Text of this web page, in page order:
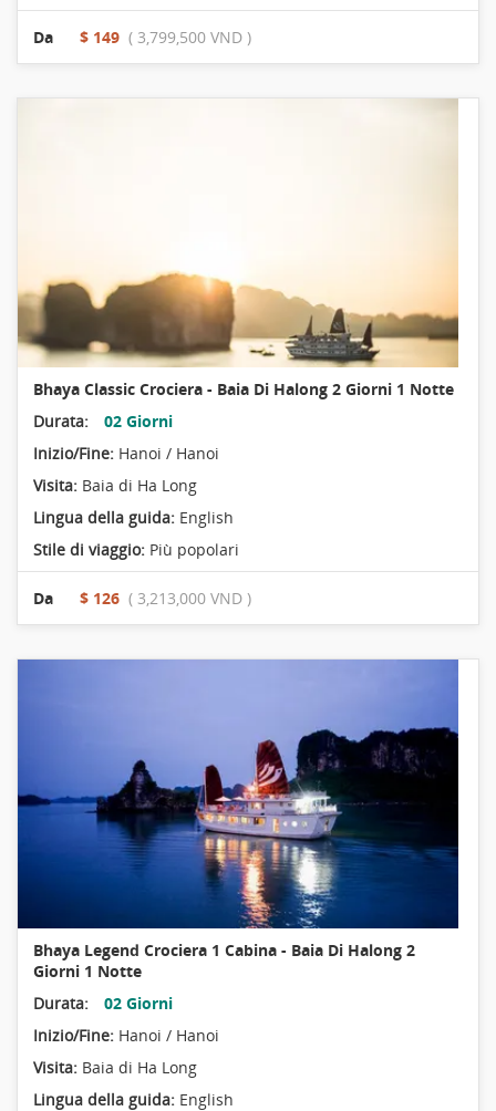
Da $ 149 ( 3,799,500 VND )
Bhaya Classic Crociera - Baia Di Halong 2 Giorni 1 Notte
Durata:
02 Giorni
Inizio/Fine: Hanoi / Hanoi
Visita: Baia di Ha Long
Lingua della guida: English
Stile di viaggio: Più popolari
Da $ 126 ( 3,213,000 VND )
Bhaya Legend Crociera 1 Cabina - Baia Di Halong 2
Giorni 1 Notte
Durata:
02 Giorni
Inizio/Fine: Hanoi / Hanoi
Visita: Baia di Ha Long
Lingua della guida: English